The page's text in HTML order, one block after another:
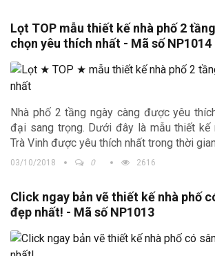
Lọt TOP mẫu thiết kế nhà phố 2
chọn yêu thích nhất - Mã số NP1014
Nhà phố 2 tầng ngày càng được yêu
đại sang trọng. Dưới đây là mẫu thiết kế
Trà Vinh được yêu thích nhất trong thời
tham khảo
03/10/2018 0 2616
Click ngay bản vẽ thiết kế nhà phố
đẹp nhất! - Mã số NP1013